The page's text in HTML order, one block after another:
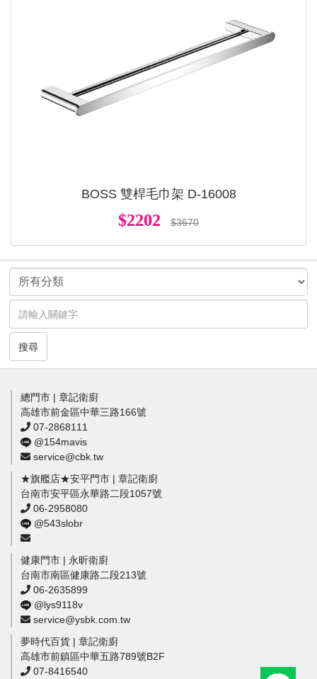
BOSS 雙桿毛巾架 D-16008
$2202 $3670
搜尋
總門市 | 章記衛廚
高雄市前金區中華三路166號
07-2868111
@154mavis
service@cbk.tw
★旗艦店★安平門市 | 章記衛廚
台南市安平區永華路二段1057號
06-2958080
@543slobr
健康門市 | 永昕衛廚
台南市南區健康路二段213號
06-2635899
@lys9118v
service@ysbk.com.tw
夢時代百貨 | 章記衛廚
高雄市前鎮區中華五路789號B2F
07-8416540